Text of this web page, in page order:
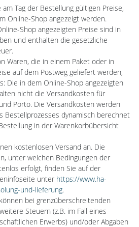
am Tag der Bestellung gültigen Preise,
Online-Shop angezeigt werden.
Shop angezeigten Preise sind in
und enthalten die gesetzliche
Waren, die in einem Paket oder in
auf dem Postweg geliefert werden,
Die in dem Online-Shop angezeigten
nicht die Versandkosten für
Porto. Die Versandkosten werden
Bestellprozesses dynamisch berechnet
in der Warenkorbübersicht
kostenlosen Versand an. Die
unter welchen Bedingungen der
erfolgt, finden Sie auf der
unter https://www.ha-
und-lieferung.
bei grenzüberschreitenden
Steuern (z.B. im Fall eines
Erwerbs) und/oder Abgaben